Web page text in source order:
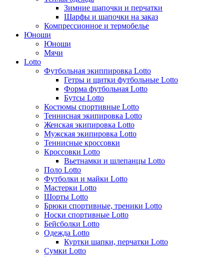
Зимние шапочки и перчатки
Шарфы и шапочки на заказ
Компрессионное и термобелье
Юноши
Юноши
Мячи
Lotto
Футбольная экиппировка Lotto
Гетры и щитки футбольные Lotto
Форма футбольная Lotto
Бутсы Lotto
Костюмы спортивные Lotto
Теннисная экипировка Lotto
Женская экипировка Lotto
Мужская экипировка Lotto
Теннисные кроссовки
Кроссовки Lotto
Вьетнамки и шлепанцы Lotto
Поло Lotto
Футболки и майки Lotto
Мастерки Lotto
Шорты Lotto
Брюки спортивные, треники Lotto
Носки спортивные Lotto
Бейсболки Lotto
Одежда Lotto
Куртки шапки, перчатки Lotto
Сумки Lotto